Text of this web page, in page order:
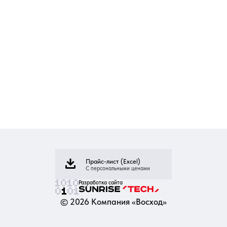
Прайс-лист (Excel)
С персональными ценами
Разработка сайта
© 2026 Компания «Восход»